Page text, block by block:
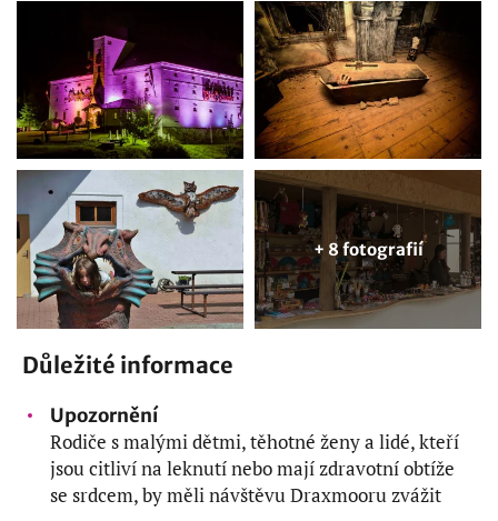
+ 8 fotografií
Důležité informace
Upozornění
Rodiče s malými dětmi, těhotné ženy a lidé, kteří
jsou citliví na leknutí nebo mají zdravotní obtíže
se srdcem, by měli návštěvu Draxmooru zvážit